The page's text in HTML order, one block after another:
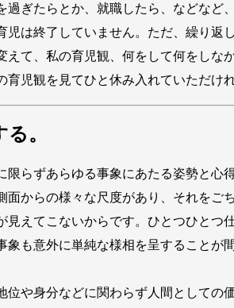
ぎたらとか、就職したら、などなど
は終了していません。ただ、繰り返
て、私の育児観、何をして何をしな
児観を見てひと休み入れていただけ
。
限らずあらゆる事象にあたる姿勢と心
面からの様々な尺度があり、それをご
見えてこないからです。ひとつひとつ
象も意外に単純な様相を呈することが
や身分などに関わらず人間としての